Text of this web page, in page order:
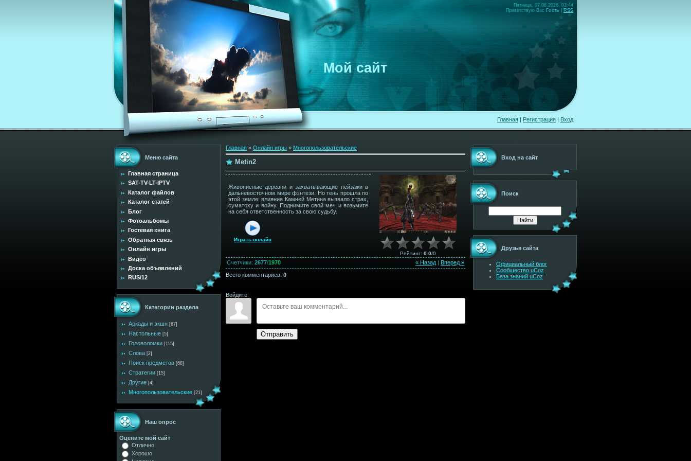
Пятница, 07.08.2026, 03:44
Приветствую Вас Гость |RSS
Мой сайт
Главная | Регистрация | Вход
Меню сайта
Главная страница
SAT-TV-LT-IPTV
Каталог файлов
Каталог статей
Блог
Фотоальбомы
Гостевая книга
Обратная связь
Онлайн игры
Видео
Доска объявлений
RUS/12
Категории раздела
Аркады и экшн [67]
Настольные [5]
Головоломки [115]
Слова [2]
Поиск предметов [68]
Стратегии [15]
Другие [4]
Многопользовательские [21]
Наш опрос
Оцените мой сайт
Отлично
Хорошо
Главная » Онлайн игры » Многопользовательские
Metin2
Живописные деревни и захватывающие пейзажи в
дальневосточном мире фэнтези. Но тень прошла по
этой земле: влияние Камней Метина вызвало страх,
суматоху и войну. Поднимите свой меч и возьмите
на себя ответственность за свою судьбу.
Играть онлайн
Рейтинг: 0.0/0
« Назад Вперед »
Счетчики: 2677/1970
Всего комментариев: 0
Войдите:
Отправить
Вход на сайт
Поиск
Друзья сайта
Официальный блог
Сообщество uCoz
База знаний uCoz